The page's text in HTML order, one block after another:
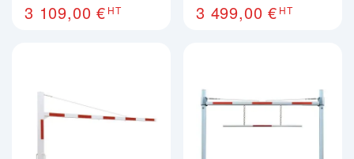
3 109,00 € HT 3 499,00 € HT